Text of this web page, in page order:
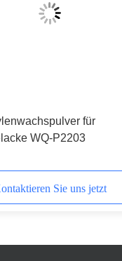
für
WQ-P2203
Sie uns jetzt